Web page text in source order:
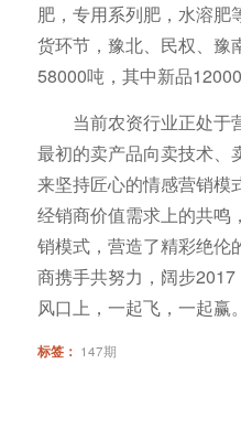
肥，专用系列肥，水溶肥
货环节，豫北、民权、豫
58000吨，其中新品12000
当前农资行业正处于
最初的卖产品向卖技术、
来坚持匠心的情感营销模
经销商价值需求上的共鸣
销模式，营造了精彩绝伦
商携手共努力，阔步
风口上，一起飞，一起赢。
标签： 147期